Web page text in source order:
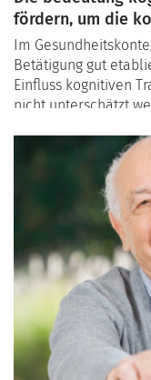
fördern, um die
Im
Betätigung gut
Einfluss kognitiven
nicht unterschätzt